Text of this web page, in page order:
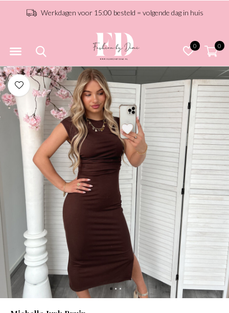
0 0
Werkdagen voor 15:00 besteld = volgende dag in huis